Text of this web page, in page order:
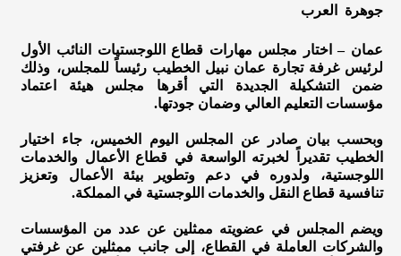
جوهرة العرب
عمان – اختار مجلس مهارات قطاع اللوجستيات النائب الأول
لرئيس غرفة تجارة عمان نبيل الخطيب رئيساً للمجلس، وذلك
ضمن التشكيلة الجديدة التي أقرها مجلس هيئة اعتماد
مؤسسات التعليم العالي وضمان جودتها.
وبحسب بيان صادر عن المجلس اليوم الخميس، جاء اختيار
الخطيب تقديراً لخبرته الواسعة في قطاع الأعمال والخدمات
اللوجستية، ولدوره في دعم وتطوير بيئة الأعمال وتعزيز
تنافسية قطاع النقل والخدمات اللوجستية في المملكة.
ويضم المجلس في عضويته ممثلين عن عدد من المؤسسات
والشركات العاملة في القطاع، إلى جانب ممثلين عن غرفتي